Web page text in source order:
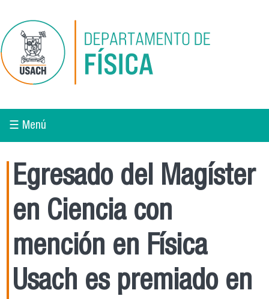
☰ Menú
Egresado del Magíster
en Ciencia con
mención en Física
Usach es premiado en